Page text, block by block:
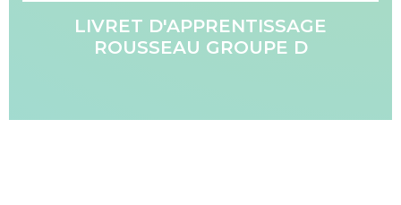
LIVRET D'APPRENTISSAGE
ROUSSEAU GROUPE D